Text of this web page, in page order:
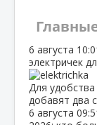
6 августа
электричек
Для
добавят два
6 августа